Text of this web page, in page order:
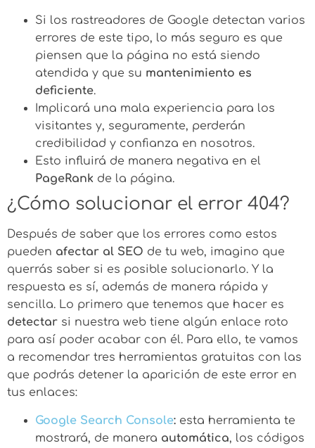
Si los rastreadores de Google detectan varios
errores de este tipo, lo más seguro es que
piensen que la página no está siendo
atendida y que su mantenimiento es
deficiente.
Implicará una mala experiencia para los
visitantes y, seguramente, perderán
credibilidad y confianza en nosotros.
Esto influirá de manera negativa en el
PageRank de la página.
¿Cómo solucionar el error 404?
Después de saber que los errores como estos
pueden afectar al SEO de tu web, imagino que
querrás saber si es posible solucionarlo. Y la
respuesta es sí, además de manera rápida y
sencilla. Lo primero que tenemos que hacer es
detectar si nuestra web tiene algún enlace roto
para así poder acabar con él. Para ello, te vamos
a recomendar tres herramientas gratuitas con las
que podrás detener la aparición de este error en
tus enlaces:
Google Search Console: esta herramienta te
mostrará, de manera automática, los códigos